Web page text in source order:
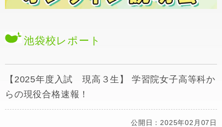
池袋校レポート
【2025年度入試 現高３生】 学習院女子高等科か
らの現役合格速報！
公開日：2025年02月07日